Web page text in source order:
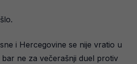
i Hercegovine se nije vratio u
ne za večerašnji duel protiv